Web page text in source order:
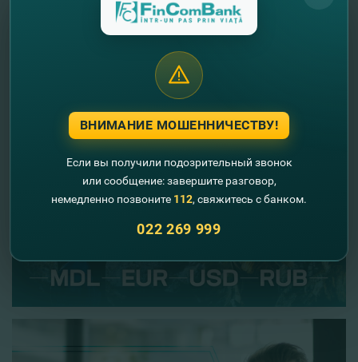
ВНИМАНИЕ МОШЕННИЧЕСТВУ!
Если вы получили подозрительный звонок
или сообщение: завершите разговор,
немедленно позвоните 112, свяжитесь с банком.
022 269 999